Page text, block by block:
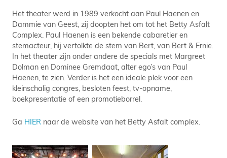
Het theater werd in 1989 verkocht aan Paul Haenen en
Dammie van Geest, zij doopten het om tot het Betty Asfalt
Complex. Paul Haenen is een bekende cabaretier en
stemacteur, hij vertolkte de stem van Bert, van Bert & Ernie.
In het theater zijn onder andere de specials met Margreet
Dolman en Dominee Gremdaat, alter ego’s van Paul
Haenen, te zien. Verder is het een ideale plek voor een
kleinschalig congres, besloten feest, tv-opname,
boekpresentatie of een promotieborrel.
Ga HIER naar de website van het Betty Asfalt complex.